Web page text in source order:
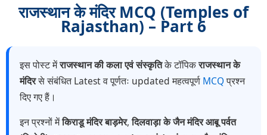
राजस्थान के मंदिर MCQ (Temples of
Rajasthan) – Part 6
इस पोस्ट मेंराजस्थान की कला एवं संस्कृतिके टॉपिकराजस्थान के
मंदिरसे संबंधित Latest व पूर्णतः updated महत्वपूर्ण MCQप्रश्न
दिए गए हैं।
इन प्रश्नों मेंकिराडू मंदिर बाड़मेर,दिलवाड़ा के जैन मंदिर आबू पर्वत